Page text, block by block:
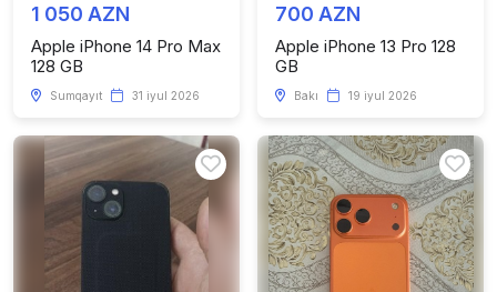
1 050 AZN
Apple iPhone 14 Pro Max
128 GB
Sumqayıt 31 iyul 2026
700 AZN
Apple iPhone 13 Pro 128
GB
Bakı 19 iyul 2026